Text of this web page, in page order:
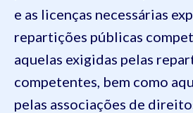
e as licenças necessárias
repartições públicas
aquelas exigidas pelas
competentes, bem como
pelas associações de